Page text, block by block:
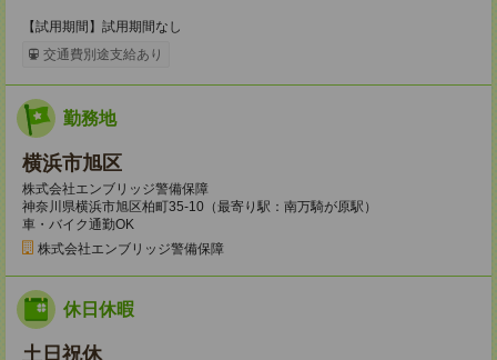
【試用期間】試用期間なし
交通費別途支給あり
勤務地
横浜市旭区
株式会社エンブリッジ警備保障
神奈川県横浜市旭区柏町35-10（最寄り駅：南万騎が原駅）
車・バイク通勤OK
株式会社エンブリッジ警備保障
休日休暇
土日祝休